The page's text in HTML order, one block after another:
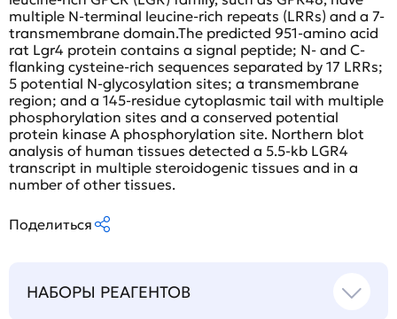
multiple N-terminal leucine-rich repeats (LRRs) and a 7-
transmembrane domain.The predicted 951-amino acid
rat Lgr4 protein contains a signal peptide; N- and C-
flanking cysteine-rich sequences separated by 17 LRRs;
5 potential N-glycosylation sites; a transmembrane
region; and a 145-residue cytoplasmic tail with multiple
phosphorylation sites and a conserved potential
protein kinase A phosphorylation site. Northern blot
analysis of human tissues detected a 5.5-kb LGR4
transcript in multiple steroidogenic tissues and in a
number of other tissues.
Поделиться
НАБОРЫ РЕАГЕНТОВ